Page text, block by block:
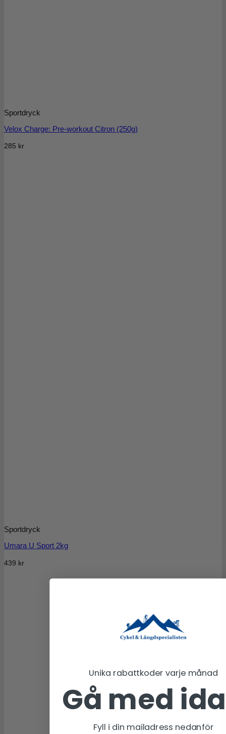
Sportdryck
Velox Charge: Pre-workout Citron (250g)
285 kr
Sportdryck
Umara U Sport 2kg
439 kr
Unika rabattkoder varje månad
Gå med
Fyll i din mailadress nedanför